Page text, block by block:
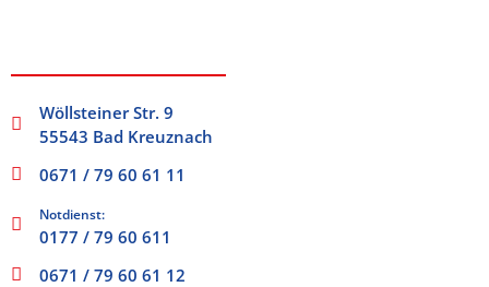
Wöllsteiner Str. 9
55543 Bad Kreuznach
0671 / 79 60 61 11
Notdienst:
0177 / 79 60 611
0671 / 79 60 61 12